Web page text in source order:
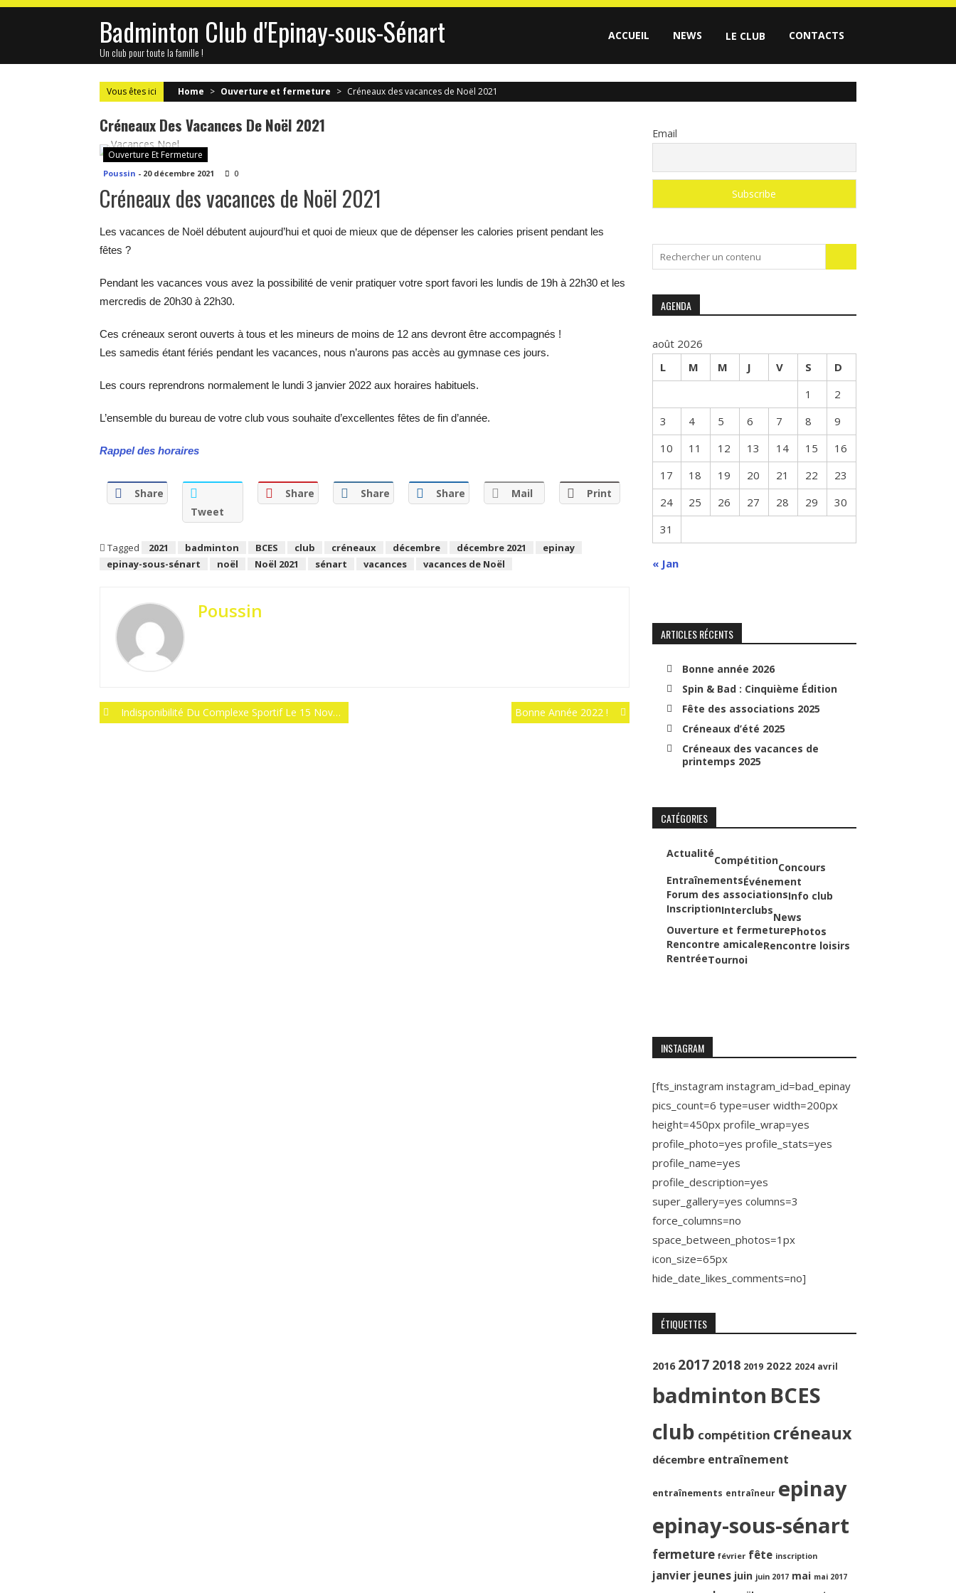
Skip
Badminton Club d'Epinay-sous-Sénart
Un club pour toute la famille !
ACCUEIL NEWS LE CLUB CONTACTS
Vous êtes ici Home > Ouverture et fermeture > Créneaux des vacances de Noël 2021
Créneaux Des Vacances De Noël 2021
Ouverture Et Fermeture
Poussin - 20 décembre 2021 0
Créneaux des vacances de Noël 2021
Les vacances de Noël débutent aujourd’hui et quoi de mieux que de dépenser les calories prisent pendant les
fêtes ?
Pendant les vacances vous avez la possibilité de venir pratiquer votre sport favori les lundis de 19h à 22h30 et les
mercredis de 20h30 à 22h30.
Ces créneaux seront ouverts à tous et les mineurs de moins de 12 ans devront être accompagnés !
Les samedis étant fériés pendant les vacances, nous n’aurons pas accès au gymnase ces jours.
Les cours reprendrons normalement le lundi 3 janvier 2022 aux horaires habituels.
L’ensemble du bureau de votre club vous souhaite d’excellentes fêtes de fin d’année.
Rappel des horaires
Share
Tweet
Share Share Share Mail Print
Tagged 2021 badminton BCES club créneaux décembre décembre 2021
epinay
epinay-sous-sénart
noël Noël 2021 sénart vacances vacances de Noël
Poussin
PostIndisponibilité Du Complexe Sportif Le 15 Novembre 2021 Bonne Année 2022 !
Email
for:
AGENDA
août 2026
L
M M J V S
D
1
2
3
4 5 6 7 8
9
10
11 12 13 14 15
16
17
18 19 20 21 22
23
24
25 26 27 28 29
30
31
« Jan
ARTICLES RÉCENTS
Bonne année 2026
Spin & Bad : Cinquième Édition
Fête des associations 2025
Créneaux d’été 2025
Créneaux des vacances de
printemps 2025
CATÉGORIES
Actualité
Compétition
Concours
EntraînementsÉvénement
Forum des associationsInfo club
InscriptionInterclubs
News
Ouverture et fermeturePhotos
Rencontre amicaleRencontre loisirs
RentréeTournoi
INSTAGRAM
[fts_instagram instagram_id=bad_epinay
pics_count=6 type=user width=200px
height=450px profile_wrap=yes
profile_photo=yes profile_stats=yes
profile_name=yes
profile_description=yes
super_gallery=yes columns=3
force_columns=no
space_between_photos=1px
icon_size=65px
hide_date_likes_comments=no]
ÉTIQUETTES
2016 2017 2018 2019 2022 2024 avril
badminton BCES
club compétition créneaux
décembre entraînement
entraînements entraîneur epinay
epinay-sous-sénart
fermeture février fête inscription
janvier jeunes juin juin 2017 mai mai 2017